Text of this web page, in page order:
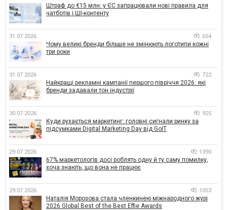
Штраф до €15 млн: у ЄС запрацювали нові правила для
чатботів і ШІ-контенту
31.07.2026 654
Чому великі бренди більше не змінюють логотипи кожні
три роки
31.07.2026 722
Найкращі рекламні кампанії першого півріччя 2026: які
бренди задавали тон індустрії
30.07.2026 925
Куди рухається маркетинг: головні сигнали ринку за
підсумками Digital Marketing Day від GoIT
29.07.2026 1390
67% маркетологів досі роблять одну й ту саму помилку,
хоча знають, що вона не працює
29.07.2026 1053
Наталія Морозова стала членкинею міжнародного журі
2026 Global Best of the Best Effie Awards